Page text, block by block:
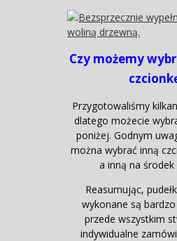
Czy możemy
Przygotowaliśmy
dlatego możecie
poniżej. Godnym
można wybrać inną
a inną na środek
Reasumując,
wykonane są
przede wszystkim
indywidualne